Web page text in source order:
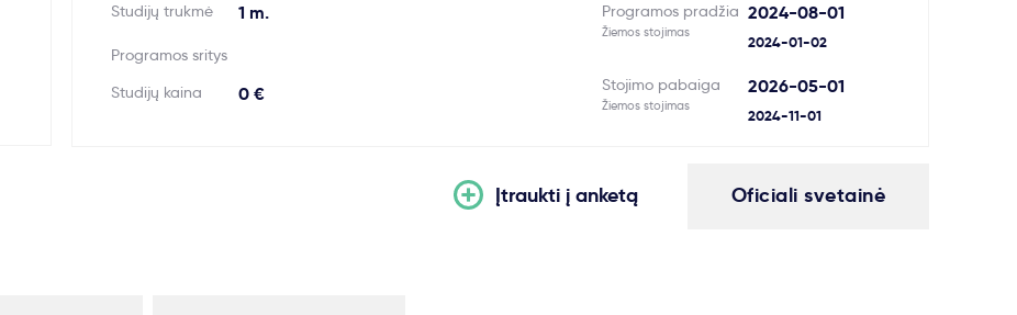
Studijų trukmė 1 m.
Programos sritys
Studijų kaina
0 €
Programos pradžia
Žiemos stojimas
2024-08-01
2024-01-02
Stojimo pabaiga
Žiemos stojimas
2026-05-01
2024-11-01
Oficiali svetainė
Įtraukti į anketą